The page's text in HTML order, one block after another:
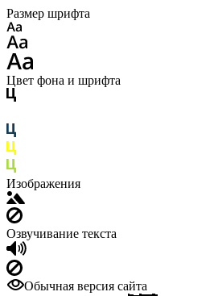
Размер шрифта
Цвет фона и шрифта
Изображения
Озвучивание текста
Обычная версия сайта